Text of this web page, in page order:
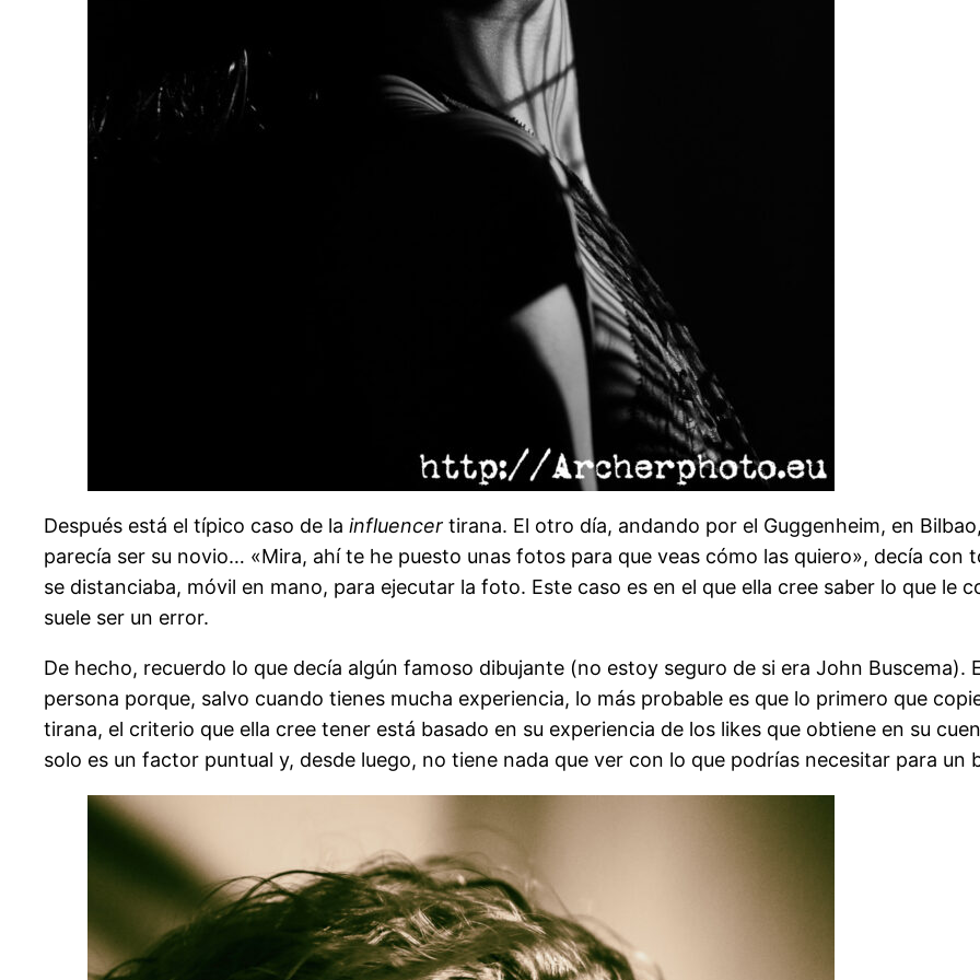
Después está el típico caso de la influencer tirana. El otro día, andando por el Guggenheim, en
parecía ser su novio… «Mira, ahí te he puesto unas fotos para que veas cómo las quiero», decía
se distanciaba, móvil en mano, para ejecutar la foto. Este caso es en el que ella cree saber lo que le
suele ser un error.
De hecho, recuerdo lo que decía algún famoso dibujante (no estoy seguro de si era John Buscema).
persona porque, salvo cuando tienes mucha experiencia, lo más probable es que lo primero que
tirana, el criterio que ella cree tener está basado en su experiencia de los likes que obtiene en su
solo es un factor puntual y, desde luego, no tiene nada que ver con lo que podrías necesitar para un